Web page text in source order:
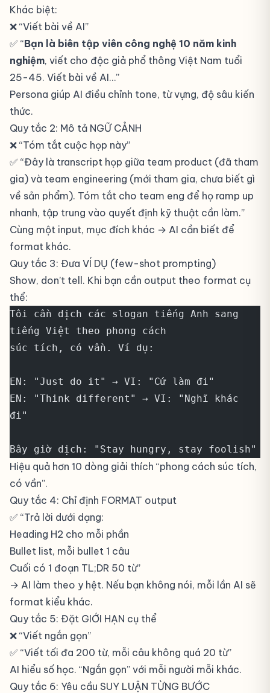
Khác biệt:
❌ “Viết bài về AI”
✅ “Bạn là biên tập viên công nghệ 10 năm kinh
nghiệm, viết cho độc giả phổ thông Việt Nam tuổi
25-45. Viết bài về AI…”
Persona giúp AI điều chỉnh tone, từ vựng, độ sâu kiến
thức.
Quy tắc 2: Mô tả NGỮ CẢNH
❌ “Tóm tắt cuộc họp này”
✅ “Đây là transcript họp giữa team product (đã tham
gia) và team engineering (mới tham gia, chưa biết gì
về sản phẩm). Tóm tắt cho team eng để họ ramp up
nhanh, tập trung vào quyết định kỹ thuật cần làm.”
Cùng một input, mục đích khác → AI cần biết để
format khác.
Quy tắc 3: Đưa VÍ DỤ (few-shot prompting)
Show, don’t tell. Khi bạn cần output theo format cụ
thể:
Tôi cần dịch các slogan tiếng Anh sang
tiếng Việt theo phong cách
súc tích, có vần. Ví dụ:
EN: "Just do it" → VI: "Cứ làm đi"
EN: "Think different" → VI: "Nghĩ khác
đi"
Bây giờ dịch: "Stay hungry, stay foolish"
Hiệu quả hơn 10 dòng giải thích “phong cách súc tích,
có vần”.
Quy tắc 4: Chỉ định FORMAT output
✅ “Trả lời dưới dạng:
Heading H2 cho mỗi phần
Bullet list, mỗi bullet 1 câu
Cuối có 1 đoạn TL;DR 50 từ”
→ AI làm theo y hệt. Nếu bạn không nói, mỗi lần AI sẽ
format kiểu khác.
Quy tắc 5: Đặt GIỚI HẠN cụ thể
❌ “Viết ngắn gọn”
✅ “Viết tối đa 200 từ, mỗi câu không quá 20 từ”
AI hiểu số học. “Ngắn gọn” với mỗi người mỗi khác.
Quy tắc 6: Yêu cầu SUY LUẬN TỪNG BƯỚC